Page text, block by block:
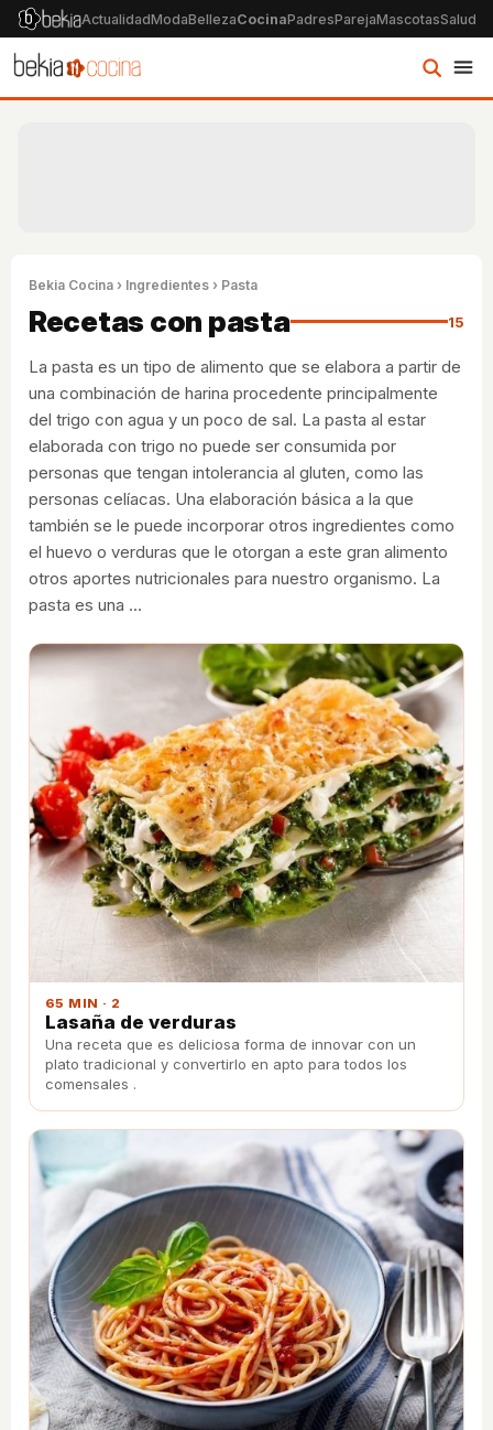
ActualidadModaBellezaCocinaPadresParejaMascotasSalud
Bekia Cocina › Ingredientes › Pasta
Recetas con pasta 15
La pasta es un tipo de alimento que se elabora a partir de
una combinación de harina procedente principalmente
del trigo con agua y un poco de sal. La pasta al estar
elaborada con trigo no puede ser consumida por
personas que tengan intolerancia al gluten, como las
personas celíacas. Una elaboración básica a la que
también se le puede incorporar otros ingredientes como
el huevo o verduras que le otorgan a este gran alimento
otros aportes nutricionales para nuestro organismo. La
pasta es una …
65 MIN · 2
Lasaña de verduras
Una receta que es deliciosa forma de innovar con un
plato tradicional y convertirlo en apto para todos los
comensales .